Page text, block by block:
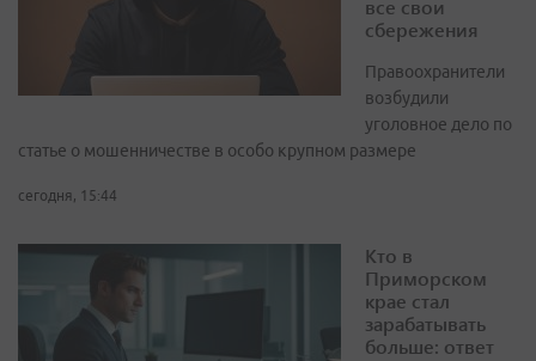
все свои
сбережения
Правоохранители
возбудили
уголовное дело по
статье о мошенничестве в особо крупном размере
сегодня, 15:44
Кто в
Приморском
крае стал
зарабатывать
больше: ответ